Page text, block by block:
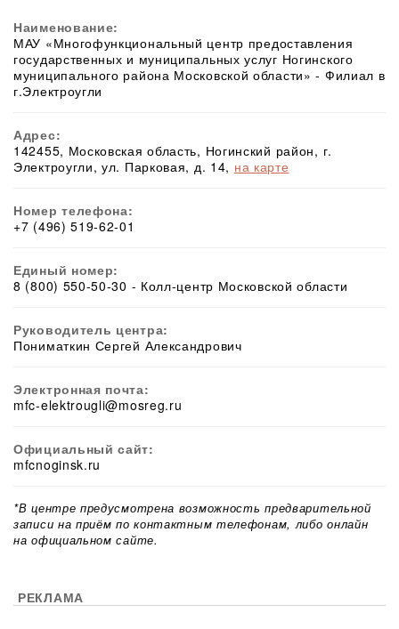
Наименование:
МАУ «Многофункциональный центр предоставления
государственных и муниципальных услуг Ногинского
муниципального района Московской области» - Филиал в
г.Электроугли
Адрес:
142455, Московская область, Ногинский район, г.
Электроугли, ул. Парковая, д. 14, на карте
Номер телефона:
+7 (496) 519-62-01
Единый номер:
8 (800) 550-50-30 - Колл-центр Московской области
Руководитель центра:
Пониматкин Сергей Александрович
Электронная почта:
mfc-elektrougli@mosreg.ru
Официальный сайт:
mfcnoginsk.ru
*В центре предусмотрена возможность предварительной
записи на приём по контактным телефонам, либо онлайн
на официальном сайте.
РЕКЛАМА